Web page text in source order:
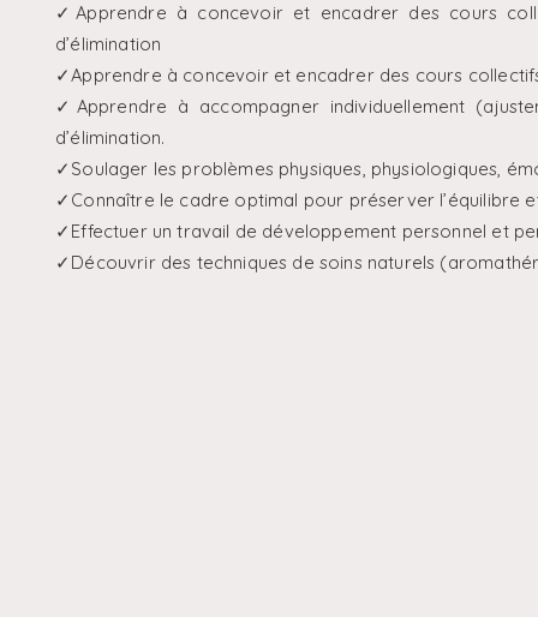
✓Apprendre à concevoir et encadrer des cours
d’élimination
✓Apprendre à concevoir et encadrer des cours
✓Apprendre à accompagner individuellement
d’élimination.
✓Soulager les problèmes physiques, physiologiques,
✓Connaître le cadre optimal pour préserver l’équilibre
✓Effectuer un travail de développement personnel et
✓Découvrir des techniques de soins naturels